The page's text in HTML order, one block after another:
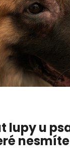
lupy u
nesmíte